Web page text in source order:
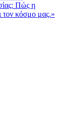
Πώς η
τον κόσμο μας.»